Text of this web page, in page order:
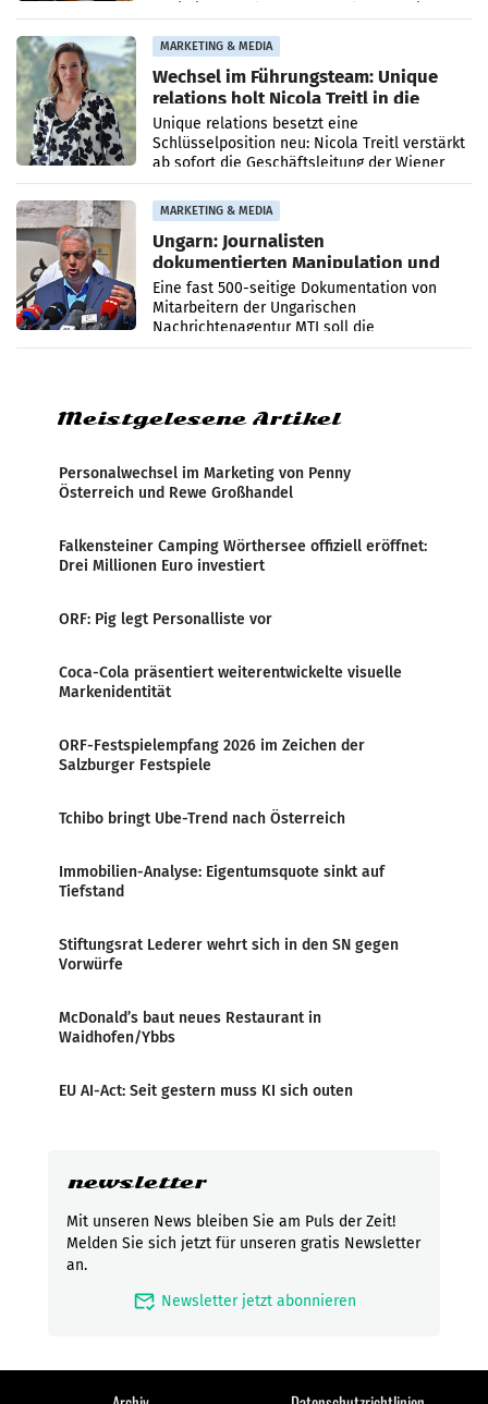
MARKETING & MEDIA
Wechsel im Führungsteam: Unique
relations holt Nicola Treitl in die
Geschäftsleitung
Unique relations besetzt eine
Schlüsselposition neu: Nicola Treitl verstärkt
ab sofort die Geschäftsleitung der Wiener
PR-Agentur an der Seite von Josef Kalina und
Anna Kalina-Mahr.
MARKETING & MEDIA
Ungarn: Journalisten
dokumentierten Manipulation und
Zensur
Eine fast 500-seitige Dokumentation von
Mitarbeitern der Ungarischen
Nachrichtenagentur MTI soll die
systematische Nachrichten-Manipulation und
Meistgelesene Artikel
Personalwechsel im Marketing von Penny
Österreich und Rewe Großhandel
Falkensteiner Camping Wörthersee offiziell eröffnet:
Drei Millionen Euro investiert
ORF: Pig legt Personalliste vor
Coca-Cola präsentiert weiterentwickelte visuelle
Markenidentität
ORF-Festspielempfang 2026 im Zeichen der
Salzburger Festspiele
Tchibo bringt Ube-Trend nach Österreich
Immobilien-Analyse: Eigentumsquote sinkt auf
Tiefstand
Stiftungsrat Lederer wehrt sich in den SN gegen
Vorwürfe
McDonald’s baut neues Restaurant in
Waidhofen/Ybbs
EU AI-Act: Seit gestern muss KI sich outen
newsletter
Mit unseren News bleiben Sie am Puls der Zeit!
Melden Sie sich jetzt für unseren gratis Newsletter
an.
mark_email_read Newsletter jetzt abonnieren